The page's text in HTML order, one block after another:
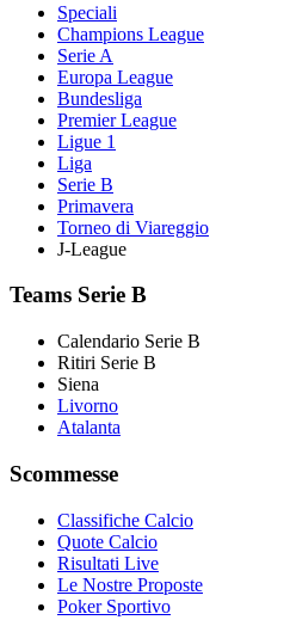
Speciali
Champions League
Serie A
Europa League
Bundesliga
Premier League
Ligue 1
Liga
Serie B
Primavera
Torneo di Viareggio
J-League
Teams Serie B
Calendario Serie B
Ritiri Serie B
Siena
Livorno
Atalanta
Scommesse
Classifiche Calcio
Quote Calcio
Risultati Live
Le Nostre Proposte
Poker Sportivo